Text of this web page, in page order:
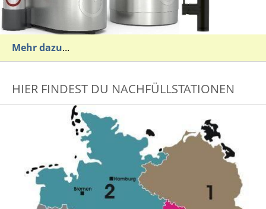
Mehr dazu...
HIER FINDEST DU NACHFÜLLSTATIONEN